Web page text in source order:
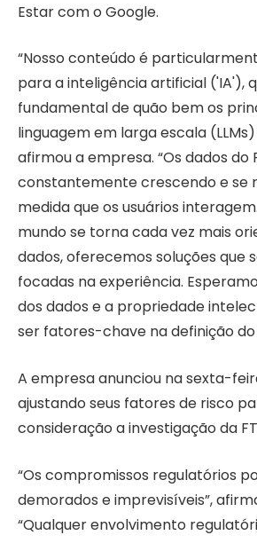
Estar com o Google.
“Nosso conteúdo é
para a inteligência artificial ('IA'),
fundamental de quão bem os
linguagem em larga escala
afirmou a empresa. “Os dados do
constantemente crescendo e se
medida que os usuários
mundo se torna cada vez mais
dados, oferecemos soluções que
focadas na experiência.
dos dados e a propriedade
ser fatores-chave na definição do
A empresa anunciou na sexta-
ajustando seus fatores de risco
consideração a investigação da
“Os compromissos regulatórios
demorados e imprevisíveis”,
“Qualquer envolvimento